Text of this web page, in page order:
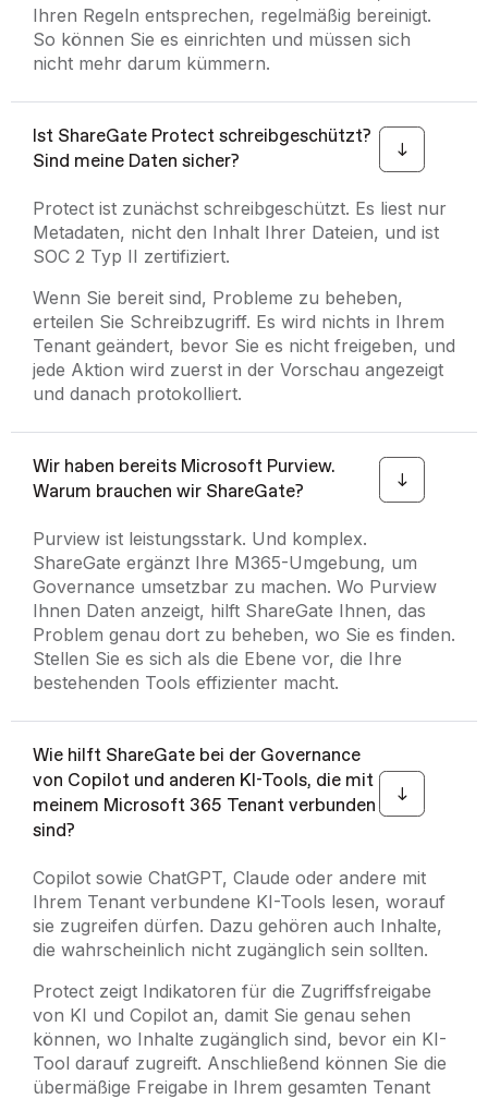
Ihren Regeln entsprechen, regelmäßig bereinigt.
So können Sie es einrichten und müssen sich
nicht mehr darum kümmern.
Ist ShareGate Protect schreibgeschützt?
Sind meine Daten sicher?
Protect ist zunächst schreibgeschützt. Es liest nur
Metadaten, nicht den Inhalt Ihrer Dateien, und ist
SOC 2 Typ II zertifiziert.
Wenn Sie bereit sind, Probleme zu beheben,
erteilen Sie Schreibzugriff. Es wird nichts in Ihrem
Tenant geändert, bevor Sie es nicht freigeben, und
jede Aktion wird zuerst in der Vorschau angezeigt
und danach protokolliert.
Wir haben bereits Microsoft Purview.
Warum brauchen wir ShareGate?
Purview ist leistungsstark. Und komplex.
ShareGate ergänzt Ihre M365-Umgebung, um
Governance umsetzbar zu machen. Wo Purview
Ihnen Daten anzeigt, hilft ShareGate Ihnen, das
Problem genau dort zu beheben, wo Sie es finden.
Stellen Sie es sich als die Ebene vor, die Ihre
bestehenden Tools effizienter macht.
Wie hilft ShareGate bei der Governance
von Copilot und anderen KI-Tools, die mit
meinem Microsoft 365 Tenant verbunden
sind?
Copilot sowie ChatGPT, Claude oder andere mit
Ihrem Tenant verbundene KI-Tools lesen, worauf
sie zugreifen dürfen. Dazu gehören auch Inhalte,
die wahrscheinlich nicht zugänglich sein sollten.
Protect zeigt Indikatoren für die Zugriffsfreigabe
von KI und Copilot an, damit Sie genau sehen
können, wo Inhalte zugänglich sind, bevor ein KI-
Tool darauf zugreift. Anschließend können Sie die
übermäßige Freigabe in Ihrem gesamten Tenant